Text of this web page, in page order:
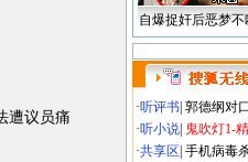
遭议员痛
自爆捉奸后恶梦不
·听评书 郭德纲对
·听小说 鬼吹灯1-
·共享区 手机病毒